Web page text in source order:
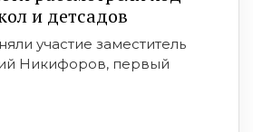
и детсадов
участие заместитель
Никифоров, первый